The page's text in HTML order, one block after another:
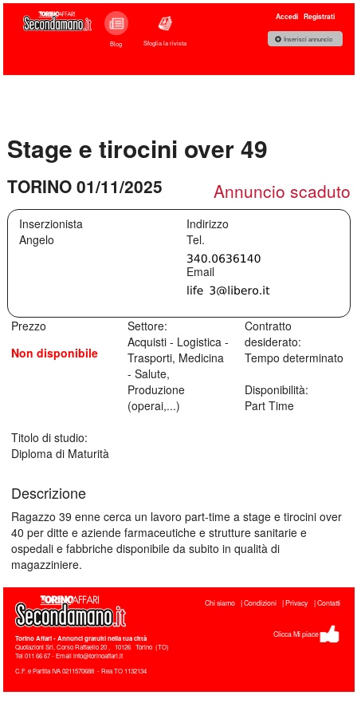
Blog Sfoglia la rivista
Accedi Registrati
Inserisci annuncio
Stage e tirocini over 49
TORINO 01/11/2025 Annuncio scaduto
Inserzionista
Angelo
Indirizzo
Prezzo
Non disponibile
Settore:
Acquisti - Logistica -
Trasporti, Medicina
- Salute,
Produzione
(operai,...)
Contratto
desiderato:
Tempo determinato
Disponibilità:
Part Time
Titolo di studio:
Diploma di Maturità
Descrizione
Ragazzo 39 enne cerca un lavoro part-time a stage e tirocini over
40 per ditte e aziende farmaceutiche e strutture sanitarie e
ospedali e fabbriche disponibile da subito in qualità di
magazziniere.
Torino Affari- Annunci gratuiti nella tua città
Quotazioni Srl, Corso Raffaello 20
10126 Torino (TO)
Tel011 66 67 - Email info@torinoaffari.it
C.F. e Partita IVA 0211570688 - Rea TO 1132134
Chi siamo Condizioni Privacy Contatti
Clicca Mi piace